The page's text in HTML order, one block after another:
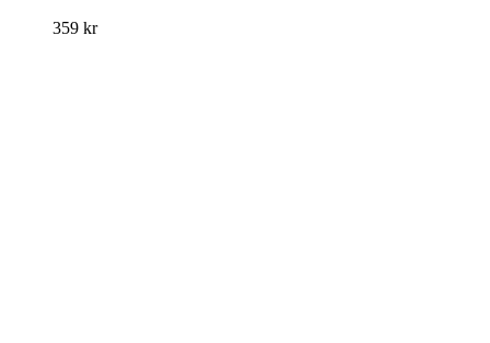
359 kr